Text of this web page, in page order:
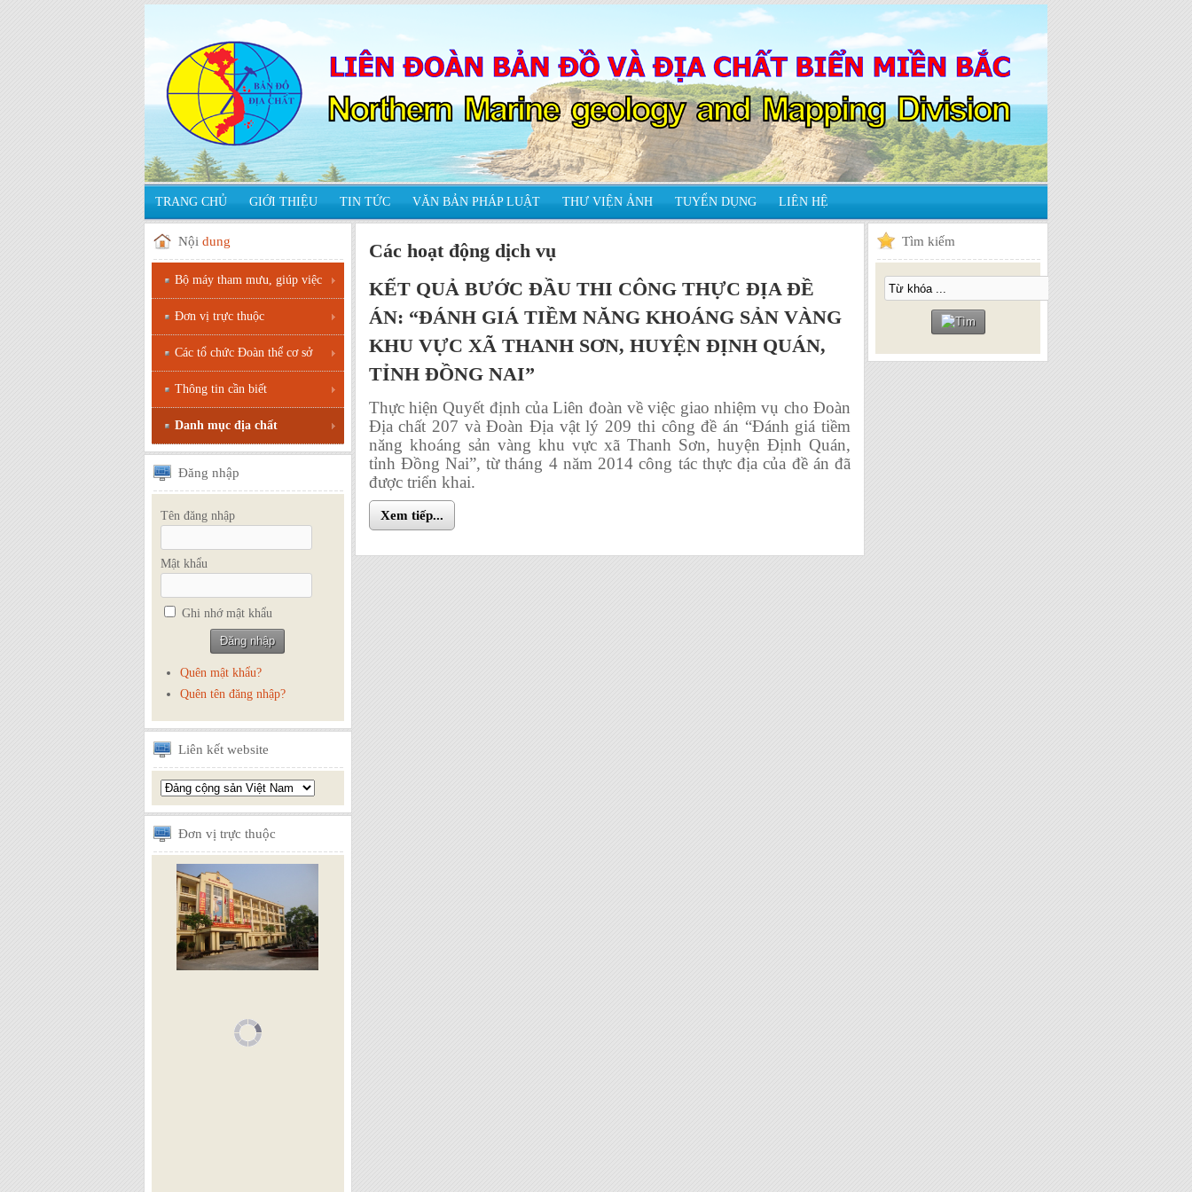
TRANG CHỦ GIỚI THIỆU TIN TỨC VĂN BẢN PHÁP LUẬT THƯ VIỆN ẢNH TUYỂN DỤNG LIÊN HỆ
Các hoạt động dịch vụ
KẾT QUẢ BƯỚC ĐẦU THI CÔNG THỰC ĐỊA ĐỀ
ÁN: “ĐÁNH GIÁ TIỀM NĂNG KHOÁNG SẢN VÀNG
KHU VỰC XÃ THANH SƠN, HUYỆN ĐỊNH QUÁN,
TỈNH ĐỒNG NAI”
Thực hiện Quyết định của Liên đoàn về việc giao nhiệm vụ cho Đoàn
Địa chất 207 và Đoàn Địa vật lý 209 thi công đề án “Đánh giá tiềm
năng khoáng sản vàng khu vực xã Thanh Sơn, huyện Định Quán,
tỉnh Đồng Nai”, từ tháng 4 năm 2014 công tác thực địa của đề án đã
được triển khai.
Xem tiếp...
Nội dung
Bộ máy tham mưu, giúp việc
Đơn vị trực thuộc
Các tổ chức Đoàn thể cơ sở
Thông tin cần biết
Danh mục địa chất
Đăng nhập
Tên đăng nhập
Mật khẩu
Ghi nhớ mật khẩu
Quên mật khẩu?
Quên tên đăng nhập?
Liên kết website
Đơn vị trực thuộc
Tìm kiếm